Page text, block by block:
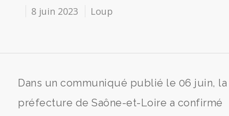
8 juin 2023 Loup
Dans un communiqué publié le 06 juin, la
préfecture de Saône-et-Loire a confirmé